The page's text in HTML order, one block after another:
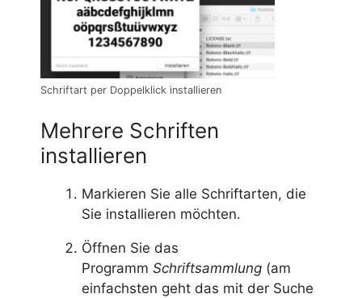
Schriftart per Doppelklick installieren
Mehrere Schriften
installieren
Markieren Sie alle Schriftarten, die
Sie installieren möchten.
Öffnen Sie das
Programm Schriftsammlung (am
einfachsten geht das mit der Suche